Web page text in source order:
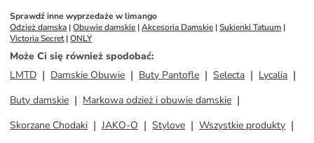
Sprawdź inne wyprzedaże w limango
Odzież damska | Obuwie damskie | Akcesoria Damskie | Sukienki Tatuum
Victoria Secret | ONLY
Może Ci się również spodobać:
LMTD
Damskie Obuwie Buty Pantofle Selecta
Lycalia
Buty damskie
Markowa odzież i obuwie damskie
Skorzane Chodaki
JAKO-O Stylove
Wszystkie produkty